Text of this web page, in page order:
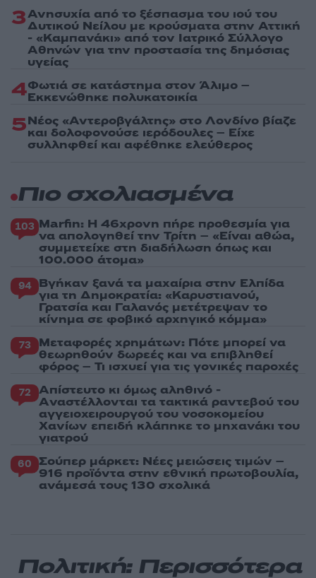
3Ανησυχία από το ξέσπασμα του ιού του
Δυτικού Νείλου με κρούσματα στην Αττική
- «Καμπανάκι» από τον Ιατρικό Σύλλογο
Αθηνών για την προστασία της δημόσιας
υγείας
4Φωτιά σε κατάστημα στον Άλιμο –
Εκκενώθηκε πολυκατοικία
5Νέος «Αντεροβγάλτης» στο Λονδίνο βίαζε
και δολοφονούσε ιερόδουλες – Είχε
συλληφθεί και αφέθηκε ελεύθερος
Πιο σχολιασμένα
103 Marfin: Η 46χρονη πήρε προθεσμία για
να απολογηθεί την Τρίτη – «Είναι αθώα,
συμμετείχε στη διαδήλωση όπως και
100.000 άτομα»
94 Βγήκαν ξανά τα μαχαίρια στην Ελπίδα
για τη Δημοκρατία: «Καρυστιανού,
Γρατσία και Γαλανός μετέτρεψαν το
κίνημα σε φοβικό αρχηγικό κόμμα»
73 Μεταφορές χρημάτων: Πότε μπορεί να
θεωρηθούν δωρεές και να επιβληθεί
φόρος – Τι ισχυεί για τις γονικές παροχές
72 Απίστευτο κι όμως αληθινό -
Aναστέλλονται τα τακτικά ραντεβού του
αγγειοχειρουργού του νοσοκομείου
Χανίων επειδή κλάπηκε το μηχανάκι του
γιατρού
60 Σούπερ μάρκετ: Νέες μειώσεις τιμών –
916 προϊόντα στην εθνική πρωτοβουλία,
ανάμεσά τους 130 σχολικά
Πολιτική: Περισσότερα